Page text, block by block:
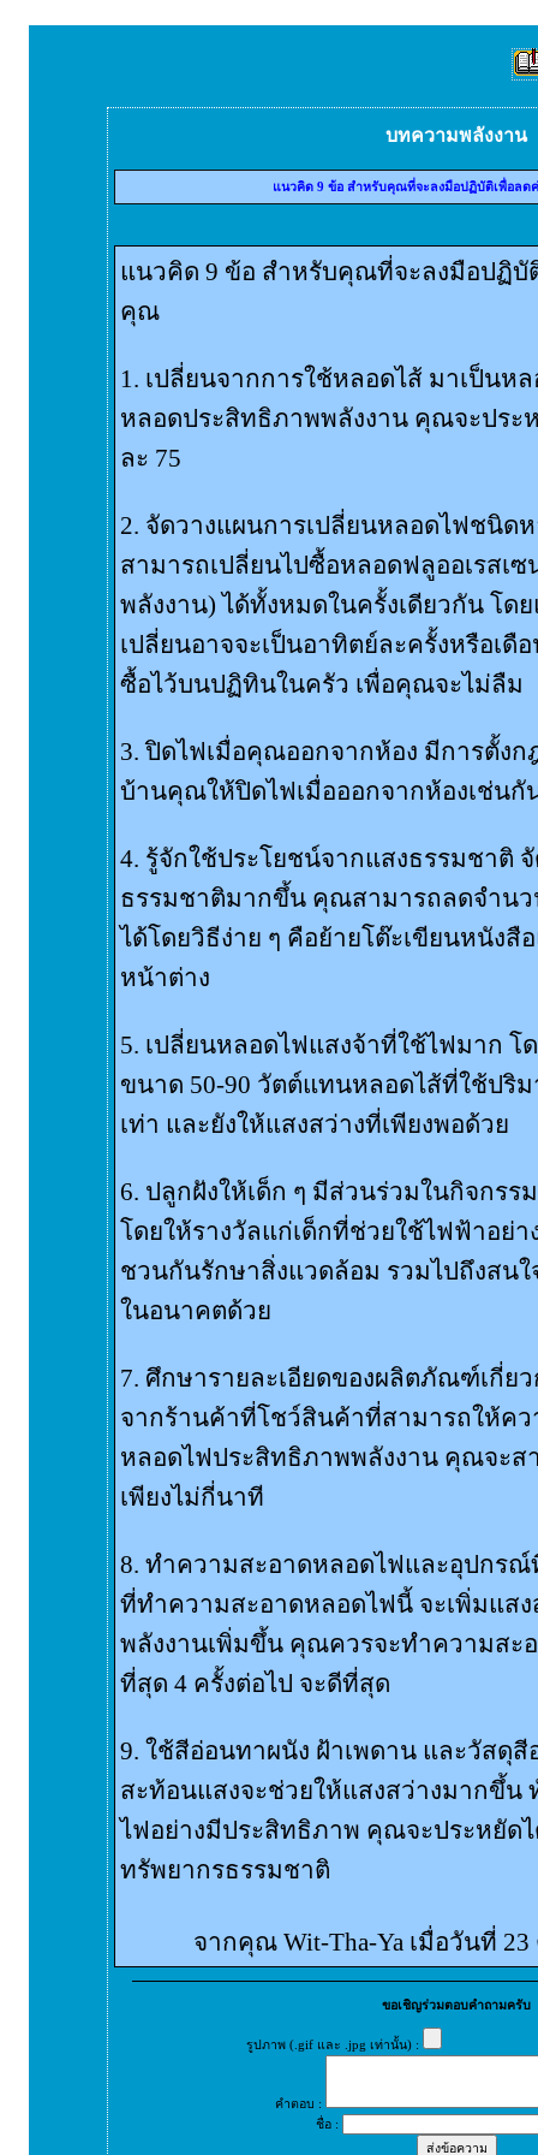
บทความพลังงาน
แนวคิด 9 ข้อ สำหรับคุณที่จะลงมือปฏิบัติเพื่อลด
แนวคิด 9 ข้อ สำหรับคุณที่จะลงมือปฏิบั
คุณ
1. เปลี่ยนจากการใช้หลอดไส้ มาเป็นห
หลอดประสิทธิภาพพลังงาน คุณจะประ
ละ 75
2. จัดวางแผนการเปลี่ยนหลอดไฟชนิด
สามารถเปลี่ยนไปซื้อหลอดฟลูออเรสเ
พลังงาน) ได้ทั้งหมดในครั้งเดียวกัน โด
เปลี่ยนอาจจะเป็นอาทิตย์ละครั้งหรือเ
ซื้อไว้บนปฏิทินในครัว เพื่อคุณจะไม่ลืม
3. ปิดไฟเมื่อคุณออกจากห้อง มีการตั้งก
บ้านคุณให้ปิดไฟเมื่อออกจากห้องเช่นกั
4. รู้จักใช้ประโยชน์จากแสงธรรมชาติ
ธรรมชาติมากขึ้น คุณสามารถลดจำนว
ได้โดยวิธีง่าย ๆ คือย้ายโต๊ะเขียนหนังสื
หน้าต่าง
5. เปลี่ยนหลอดไฟแสงจ้าที่ใช้ไฟมาก โ
ขนาด 50-90 วัตต์แทนหลอดไส้ที่ใช้ปริ
เท่า และยังให้แสงสว่างที่เพียงพอด้วย
6. ปลูกฝังให้เด็ก ๆ มีส่วนร่วมในกิจกร
โดยให้รางวัลแก่เด็กที่ช่วยใช้ไฟฟ้าอย่
ชวนกันรักษาสิ่งแวดล้อม รวมไปถึงสน
ในอนาคตด้วย
7. ศึกษารายละเอียดของผลิตภัณฑ์เกี่ย
จากร้านค้าที่โชว์สินค้าที่สามารถให้คว
หลอดไฟประสิทธิภาพพลังงาน คุณจะสา
เพียงไม่กี่นาที
8. ทำความสะอาดหลอดไฟและอุปกร
ที่ทำความสะอาดหลอดไฟนี้ จะเพิ่มแสง
พลังงานเพิ่มขึ้น คุณควรจะทำความสะ
ที่สุด 4 ครั้งต่อไป จะดีที่สุด
9. ใช้สีอ่อนทาผนัง ฝ้าเพดาน และวัสดุ
สะท้อนแสงจะช่วยให้แสงสว่างมากขึ้
ไฟอย่างมีประสิทธิภาพ คุณจะประหยัด
ทรัพยากรธรรมชาติ
จากคุณ Wit-Tha-Ya เมื่อวันที่ 23
ขอเชิญร่วมตอบคำถามครับ
รูปภาพ (.gif และ .jpg เท่านั้น) :
คำตอบ :
ชื่อ :